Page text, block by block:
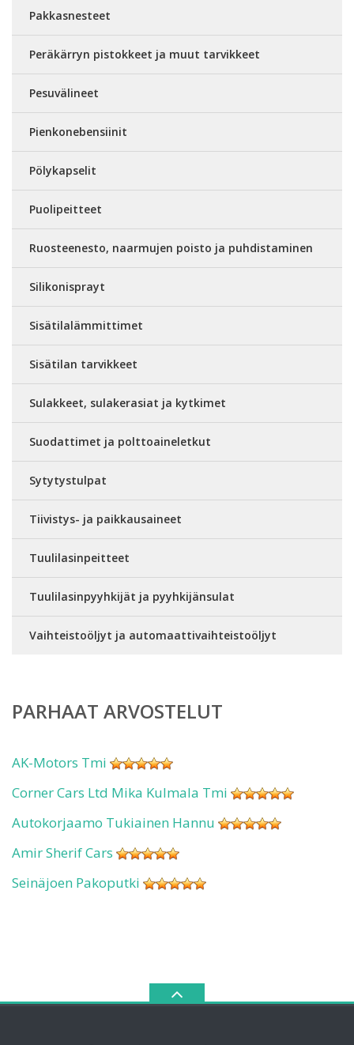
Pakkasnesteet
Peräkärryn pistokkeet ja muut tarvikkeet
Pesuvälineet
Pienkonebensiinit
Pölykapselit
Puolipeitteet
Ruosteenesto, naarmujen poisto ja puhdistaminen
Silikonisprayt
Sisätilalämmittimet
Sisätilan tarvikkeet
Sulakkeet, sulakerasiat ja kytkimet
Suodattimet ja polttoaineletkut
Sytytystulpat
Tiivistys- ja paikkausaineet
Tuulilasinpeitteet
Tuulilasinpyyhkijät ja pyyhkijänsulat
Vaihteistoöljyt ja automaattivaihteistoöljyt
PARHAAT ARVOSTELUT
AK-Motors Tmi
Corner Cars Ltd Mika Kulmala Tmi
Autokorjaamo Tukiainen Hannu
Amir Sherif Cars
Seinäjoen Pakoputki